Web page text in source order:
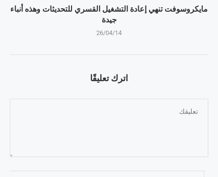
مايكروسوفت تنهي إعادة التشغيل القسري للتحديثات وهذه أنباء
جيدة
26/04/14
اترك تعليقًا